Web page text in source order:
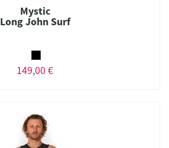
Mystic
Long John Surf
149,00 €